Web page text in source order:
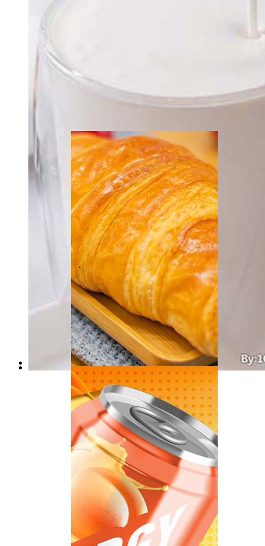
Produtos lácteos
leite, iogurte, queijo
Produtos de panificação
pão, biscoitos